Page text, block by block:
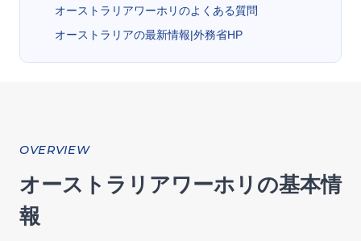
オーストラリアワーホリのよくある質問
オーストラリアの最新情報|外務省HP
OVERVIEW
オーストラリアワーホリの基本情
報